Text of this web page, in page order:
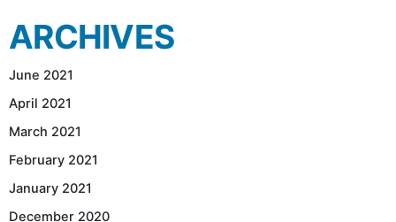
ARCHIVES
June 2021
April 2021
March 2021
February 2021
January 2021
December 2020